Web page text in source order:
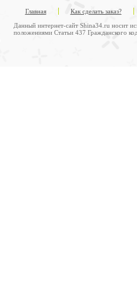
Главная
Как сделать заказ?
Данный интернет-сайт Shina34.ru носит
положениями Статьи 437 Гражданского